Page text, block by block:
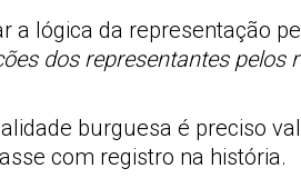
lógica da representação
dos representantes pelos
burguesa é preciso
com registro na história.